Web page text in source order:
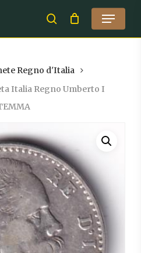
search
Menu
Regno d'Italia
Italia Regno Umberto I
Close